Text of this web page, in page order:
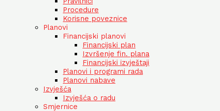
Procedure
Korisne poveznice
Planovi
Financijski planovi
Financijski plan
Izvršenje fin. plana
Financijski izvještaji
Planovi i programi rada
Planovi nabave
Izvješća
Izvješća o radu
Smjernice